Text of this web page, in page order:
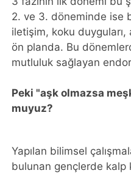
2. ve 3. döneminde ise
iletişim, koku duyguları,
ön planda. Bu
mutluluk sağlayan
Peki "aşk olmazsa
muyuz?
Yapılan bilimsel
bulunan gençlerde kalp